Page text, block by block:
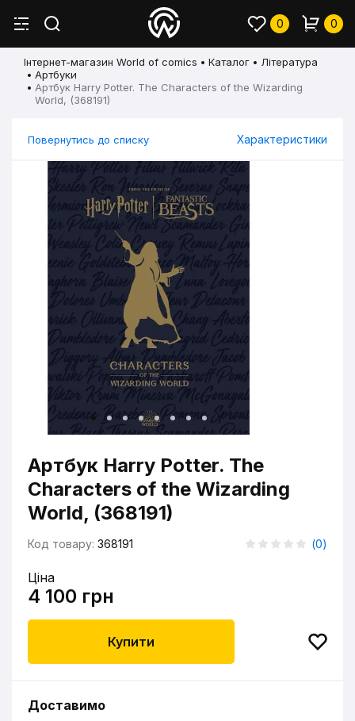
0 0
Інтернет-магазин World of comics Каталог
Література
Артбуки
Артбук Harry Potter. The Characters of the Wizarding
World, (368191)
Повернутись до списку Характеристики
Артбук Harry Potter. The
Characters of the Wizarding
World, (368191)
Код товару: 368191 (0)
Ціна
4 100 грн
Купити
Доставимо